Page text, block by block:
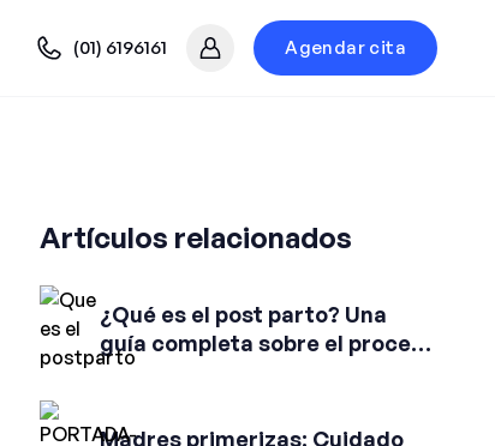
(01) 6196161
Mi cuenta
Agendar cita
Artículos relacionados
¿Qué es el post parto? Una
guía completa sobre el proceso
y su importancia
Madres primerizas: Cuidado